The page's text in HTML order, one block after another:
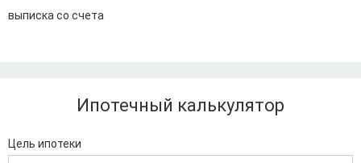
выписка со счета
Ипотечный калькулятор
Цель ипотеки